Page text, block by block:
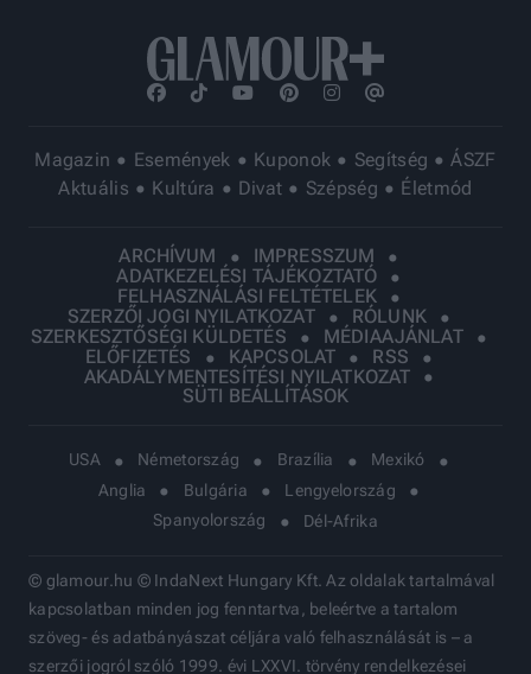
Magazin Események Kuponok Segítség
ÁSZF
Aktuális
Kultúra Divat Szépség Életmód
ARCHÍVUM
IMPRESSZUM
ADATKEZELÉSI TÁJÉKOZTATÓ
FELHASZNÁLÁSI FELTÉTELEK
SZERZŐI JOGI NYILATKOZAT
RÓLUNK
SZERKESZTŐSÉGI KÜLDETÉS
MÉDIAAJÁNLAT
ELŐFIZETÉS
KAPCSOLAT
RSS
AKADÁLYMENTESÍTÉSI NYILATKOZAT
SÜTI BEÁLLÍTÁSOK
USA Németország Brazília
Mexikó
Anglia
Bulgária
Lengyelország
Spanyolország
Dél-Afrika
© glamour.hu © IndaNext Hungary Kft. Az oldalak tartalmával
kapcsolatban minden jog fenntartva, beleértve a tartalom
szöveg- és adatbányászat céljára való felhasználását is – a
szerzői jogról szóló 1999. évi LXXVI. törvény rendelkezései